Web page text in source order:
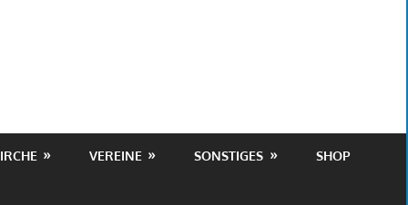
VEREINE SONSTIGES SHOP